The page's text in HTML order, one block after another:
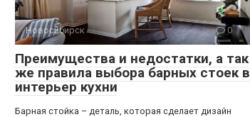
Новосибирск 0
Преимущества и недостатки, а так
же правила выбора барных стоек в
интерьер кухни
Барная стойка – деталь, которая сделает дизайн